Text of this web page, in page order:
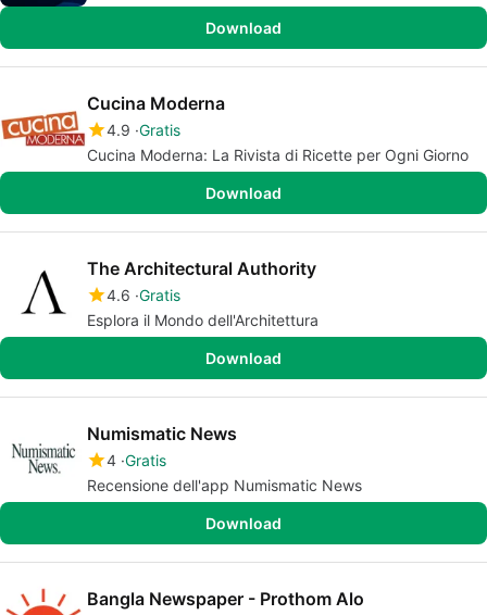
Download
Cucina Moderna
4.9 Gratis
Cucina Moderna: La Rivista di Ricette per Ogni Giorno
Download
The Architectural Authority
4.6 Gratis
Esplora il Mondo dell'Architettura
Download
Numismatic News
4 Gratis
Recensione dell'app Numismatic News
Download
Bangla Newspaper - Prothom Alo